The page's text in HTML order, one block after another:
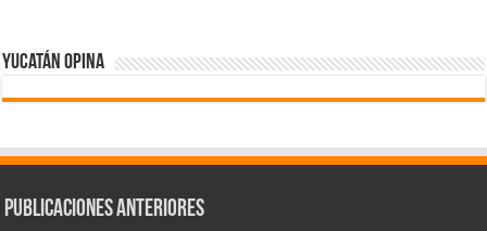
Yucatán Opina
Publicaciones Anteriores